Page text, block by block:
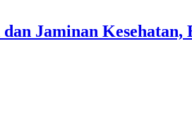
Jaminan Kesehatan,